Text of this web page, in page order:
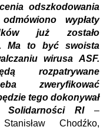
odszkodowania
wypłaty
już zostało
Ma to być swoista
wirusa ASF.
rozpatrywane
zweryfikować
tego dokonywał
Solidarności RI –
Chodźko,